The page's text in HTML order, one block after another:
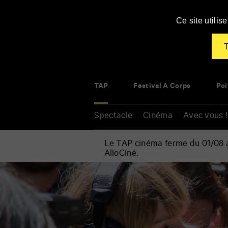
TAP Festival À Corps
Spectacle Cinéma Avec vous !
Le TAP cinéma ferme du 01/
AlloCiné.
Renseigner
vos
Cinéma
Ce site